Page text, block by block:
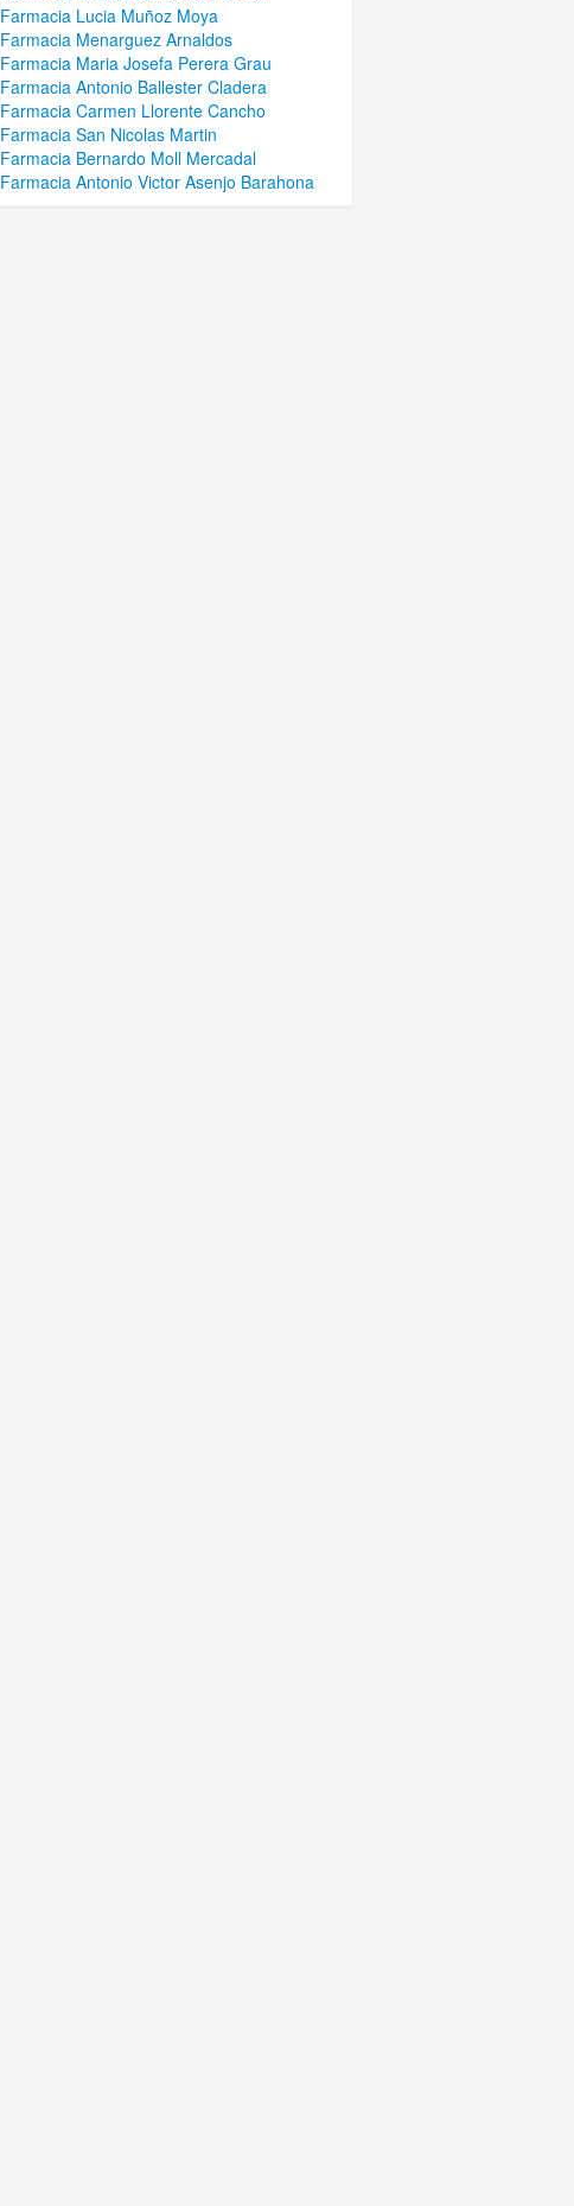
Farmacia Lucia Muñoz Moya
Farmacia Menarguez Arnaldos
Farmacia Maria Josefa Perera Grau
Farmacia Antonio Ballester Cladera
Farmacia Carmen Llorente Cancho
Farmacia San Nicolas Martin
Farmacia Bernardo Moll Mercadal
Farmacia Antonio Victor Asenjo Barahona